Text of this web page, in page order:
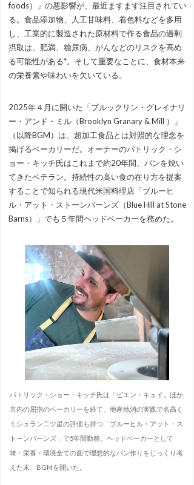
foods）」の悪影響が、最近ますます注目されてい
る。食品添加物、人工甘味料、着色料などを多用
し、工業的に製造された原材料で作る食品の過剰
摂取は、肥満、糖尿病、がんなどのリスクを高め
る可能性がある*。そして重要なことに、食材本来
の栄養素や味わいを欠いている。
2025年４月に開いた「ブルックリン・グレイナリ
ー・アンド・ミル（Brooklyn Granary & Mill ）」
（以降BGM）は、超加工食品とは対照的な理念を
掲げるベーカリーだ。オーナーのパトリック・シ
ョー・キッチ氏はこれまで約20年間、パンを焼い
てきたベテラン。持続性の高い食の在り方を提案
することで知られる現代米国料理店「ブルーヒ
ル・アット・ストーンバーンズ（Blue Hill at Stone
Barns）」でも５年間ヘッドベーカーを務めた。
パトリック・ショー・キッチ氏は「ビエン・キュイ」ほか
市内の屈指のベーカリーを経て、地産地消の実践で名高く
ミシュラン二ツ星の評価も持つ「ブルーヒル・アット・ス
トーンバーンズ」で5年間勤務。ヘッドベーカーとして
味・栄養・環境全ての面で理想的なパン作りをじっくり考
えた末、BGMを開いた。